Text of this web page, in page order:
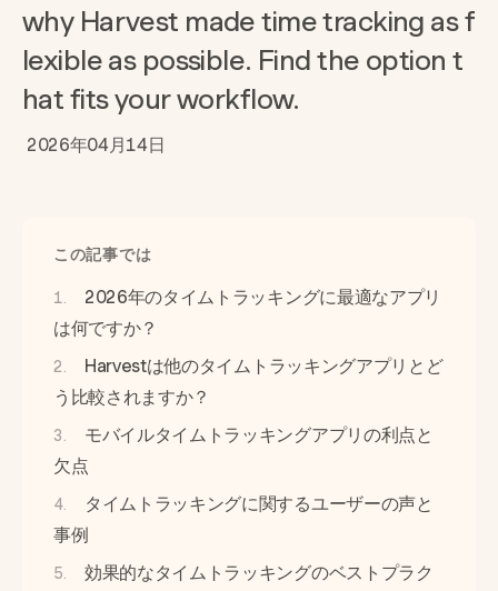
why Harvest made time tracking as f
lexible as possible. Find the option t
hat fits your workflow.
2026年04月14日
この記事では
2026年のタイムトラッキングに最適なアプリ
は何ですか？
Harvestは他のタイムトラッキングアプリとど
う比較されますか？
モバイルタイムトラッキングアプリの利点と
欠点
タイムトラッキングに関するユーザーの声と
事例
効果的なタイムトラッキングのベストプラク